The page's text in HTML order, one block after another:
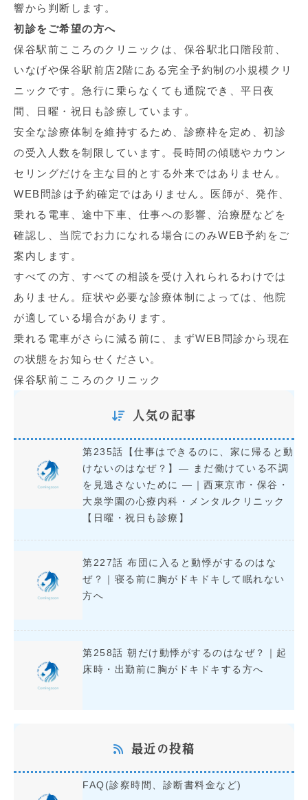
響から判断します。
初診をご希望の方へ
保谷駅前こころのクリニックは、保谷駅北口階段前、
いなげや保谷駅前店2階にある完全予約制の小規模クリ
ニックです。急行に乗らなくても通院でき、平日夜
間、日曜・祝日も診療しています。
安全な診療体制を維持するため、診療枠を定め、初診
の受入人数を制限しています。長時間の傾聴やカウン
セリングだけを主な目的とする外来ではありません。
WEB問診は予約確定ではありません。医師が、発作、
乗れる電車、途中下車、仕事への影響、治療歴などを
確認し、当院でお力になれる場合にのみWEB予約をご
案内します。
すべての方、すべての相談を受け入れられるわけでは
ありません。症状や必要な診療体制によっては、他院
が適している場合があります。
乗れる電車がさらに減る前に、まずWEB問診から現在
の状態をお知らせください。
保谷駅前こころのクリニック
人気の記事
第235話【仕事はできるのに、家に帰ると動
けないのはなぜ？】― まだ働けている不調
を見逃さないために ―｜西東京市・保谷・
大泉学園の心療内科・メンタルクリニック
【日曜・祝日も診療】
第227話 布団に入ると動悸がするのはな
ぜ？｜寝る前に胸がドキドキして眠れない
方へ
第258話 朝だけ動悸がするのはなぜ？｜起
床時・出勤前に胸がドキドキする方へ
最近の投稿
FAQ(診察時間、診断書料金など)